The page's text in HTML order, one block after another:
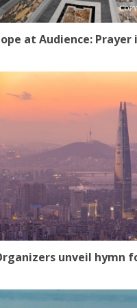
at Audience: Prayer
unveil hymn